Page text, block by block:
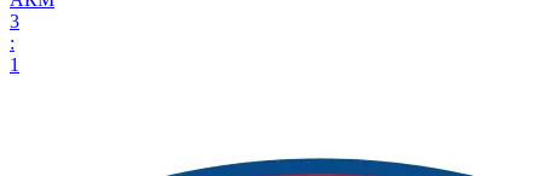
3
:
1